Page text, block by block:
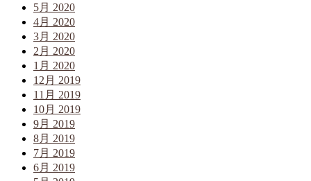
5月 2020
4月 2020
3月 2020
2月 2020
1月 2020
12月 2019
11月 2019
10月 2019
9月 2019
8月 2019
7月 2019
6月 2019